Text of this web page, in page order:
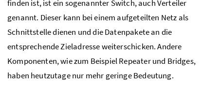
finden ist, ist ein sogenannter Switch, auch Verteiler
genannt. Dieser kann bei einem aufgeteilten Netz als
Schnittstelle dienen und die Datenpakete an die
entsprechende Zieladresse weiterschicken. Andere
Komponenten, wie zum Beispiel Repeater und Bridges,
haben heutzutage nur mehr geringe Bedeutung.